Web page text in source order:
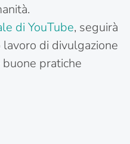
di YouTube, seguirà
di divulgazione
pratiche